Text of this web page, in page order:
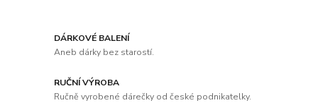
DÁRKOVÉ BALENÍ
Aneb dárky bez starostí.
RUČNÍ VÝROBA
Ručně vyrobené dárečky od české podnikatelky.